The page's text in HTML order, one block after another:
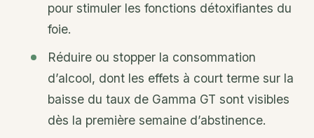
pour stimuler les fonctions détoxifiantes du
foie.
Réduire ou stopper la consommation
d’alcool, dont les effets à court terme sur la
baisse du taux de Gamma GT sont visibles
dès la première semaine d’abstinence.